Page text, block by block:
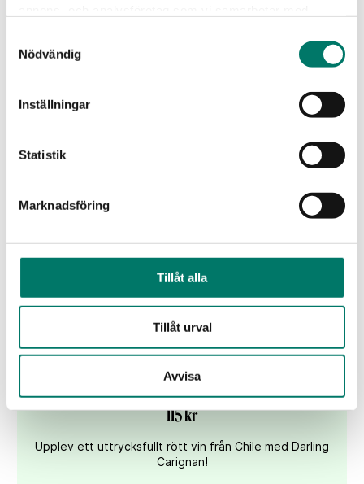
information som du har tillhandahållit eller som de har
samlat in när du har använt deras tjänster.
Nödvändig
Inställningar
Statistik
Marknadsföring
Tillåt alla
Tillåt urval
Avvisa
Espiritu de Chile Cabernet Sauvignon är ett generöst
Darling Carignan Red Blend
115 kr
Upplev ett uttrycksfullt rött vin från Chile med Darling
Carignan!